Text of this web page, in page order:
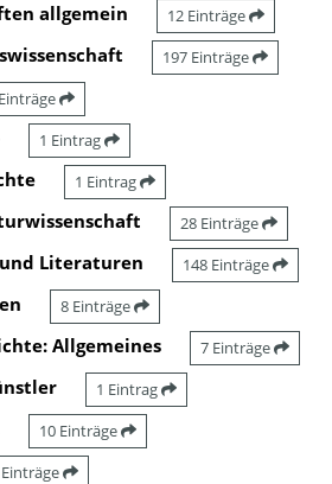
allgemein 12 Einträge
197 Einträge
1 Eintrag
1 Eintrag
28 Einträge
und Literaturen 148 Einträge
8 Einträge
Allgemeines 7 Einträge
1 Eintrag
10 Einträge